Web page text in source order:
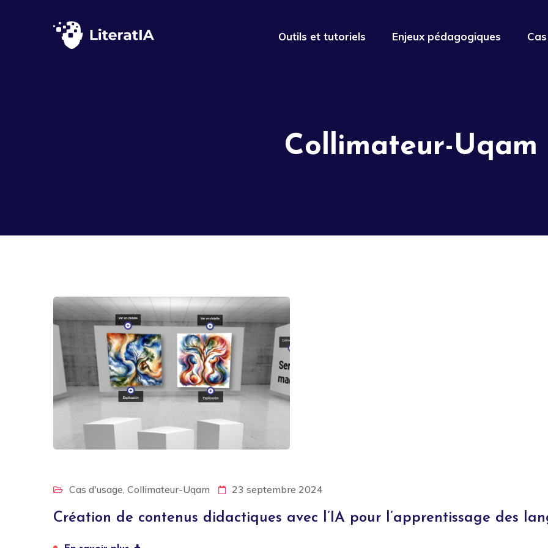
Outils et tutoriels Enjeux pédagogiques
Collimateur-Uqam
Cas d'usage, Collimateur-Uqam 23 septembre 2024
Création de contenus didactiques avec l’IA pour l’apprentissage des